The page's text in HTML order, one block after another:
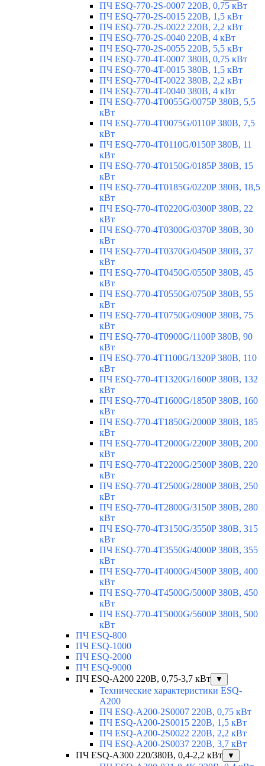
ПЧ ESQ-770-2S-0007 220В, 0,75 кВт
ПЧ ESQ-770-2S-0015 220В, 1,5 кВт
ПЧ ESQ-770-2S-0022 220В, 2,2 кВт
ПЧ ESQ-770-2S-0040 220В, 4 кВт
ПЧ ESQ-770-2S-0055 220В, 5,5 кВт
ПЧ ESQ-770-4T-0007 380В, 0,75 кВт
ПЧ ESQ-770-4T-0015 380В, 1,5 кВт
ПЧ ESQ-770-4T-0022 380В, 2,2 кВт
ПЧ ESQ-770-4T-0040 380В, 4 кВт
ПЧ ESQ-770-4T0055G/0075P 380В, 5,5
кВт
ПЧ ESQ-770-4T0075G/0110P 380В, 7,5
кВт
ПЧ ESQ-770-4T0110G/0150P 380В, 11
кВт
ПЧ ESQ-770-4T0150G/0185P 380В, 15
кВт
ПЧ ESQ-770-4T0185G/0220P 380В, 18,5
кВт
ПЧ ESQ-770-4T0220G/0300P 380В, 22
кВт
ПЧ ESQ-770-4T0300G/0370P 380В, 30
кВт
ПЧ ESQ-770-4T0370G/0450P 380В, 37
кВт
ПЧ ESQ-770-4T0450G/0550P 380В, 45
кВт
ПЧ ESQ-770-4T0550G/0750P 380В, 55
кВт
ПЧ ESQ-770-4T0750G/0900P 380В, 75
кВт
ПЧ ESQ-770-4T0900G/1100P 380В, 90
кВт
ПЧ ESQ-770-4T1100G/1320P 380В, 110
кВт
ПЧ ESQ-770-4T1320G/1600P 380В, 132
кВт
ПЧ ESQ-770-4T1600G/1850P 380В, 160
кВт
ПЧ ESQ-770-4T1850G/2000P 380В, 185
кВт
ПЧ ESQ-770-4T2000G/2200P 380В, 200
кВт
ПЧ ESQ-770-4T2200G/2500P 380В, 220
кВт
ПЧ ESQ-770-4T2500G/2800P 380В, 250
кВт
ПЧ ESQ-770-4T2800G/3150P 380В, 280
кВт
ПЧ ESQ-770-4T3150G/3550P 380В, 315
кВт
ПЧ ESQ-770-4T3550G/4000P 380В, 355
кВт
ПЧ ESQ-770-4T4000G/4500P 380В, 400
кВт
ПЧ ESQ-770-4T4500G/5000P 380В, 450
кВт
ПЧ ESQ-770-4T5000G/5600P 380В, 500
кВт
ПЧ ESQ-800
ПЧ ESQ-1000
ПЧ ESQ-2000
ПЧ ESQ-9000
ПЧ ESQ-A200 220В, 0,75-3,7 кВт
▼
Технические характеристики ESQ-
A200
ПЧ ESQ-A200-2S0007 220В, 0,75 кВт
ПЧ ESQ-A200-2S0015 220В, 1,5 кВт
ПЧ ESQ-A200-2S0022 220В, 2,2 кВт
ПЧ ESQ-A200-2S0037 220В, 3,7 кВт
ПЧ ESQ-A300 220/380В, 0,4-2,2 кВт
▼